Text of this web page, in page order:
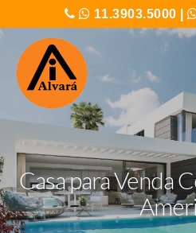
11.3903.5000
Casa para Venda